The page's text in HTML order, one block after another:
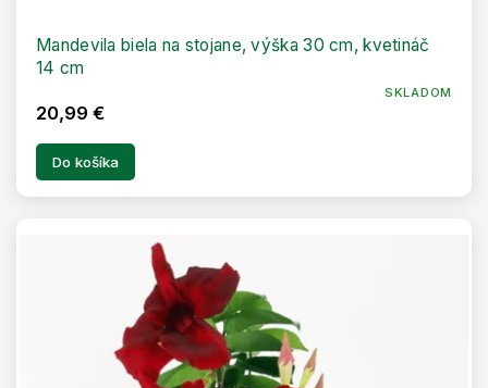
Mandevila biela na stojane, výška 30 cm, kvetináč
14 cm
SKLADOM
20,99 €
Do košíka